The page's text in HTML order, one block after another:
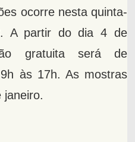
ocorre nesta quinta-
A partir do dia 4 de
gratuita será de
às 17h. As mostras
janeiro.